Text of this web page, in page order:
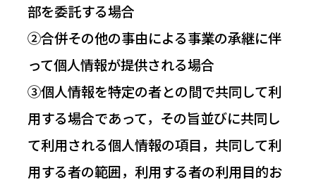
部を委託する場合
②合併その他の事由による事業の承継に伴
って個人情報が提供される場合
③個人情報を特定の者との間で共同して利
用する場合であって，その旨並びに共同し
て利用される個人情報の項目，共同して利
用する者の範囲，利用する者の利用目的お